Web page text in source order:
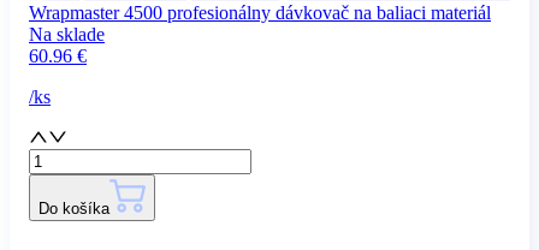
Wrapmaster 4500 profesionálny dávkovač na baliaci materiál
Na sklade
60.96 €
/ks
Do košíka